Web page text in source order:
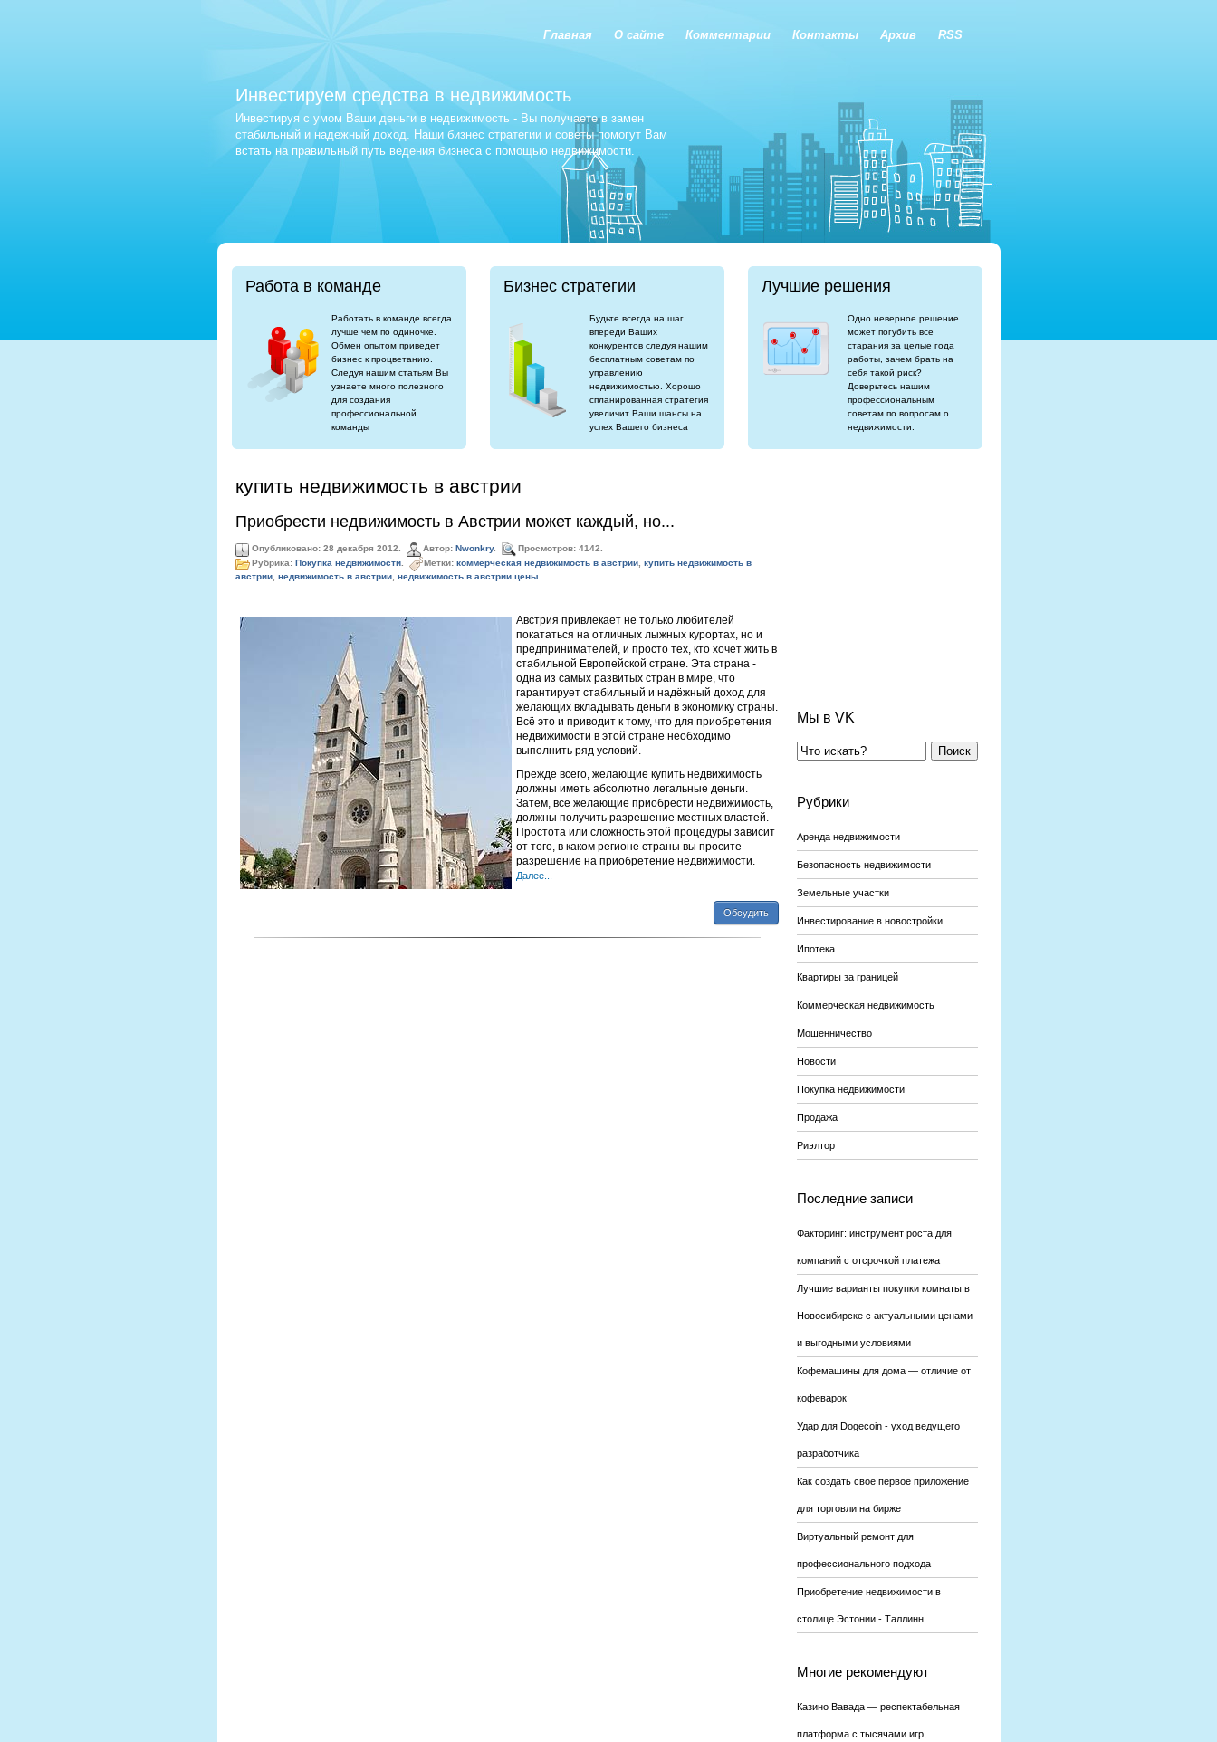
Главная О сайте Комментарии Контакты Архив RSS
Инвестируем средства в недвижимость
Инвестируя с умом Ваши деньги в недвижимость - Вы получаете в замен
стабильный и надежный доход. Наши бизнес стратегии и советы помогут Вам
встать на правильный путь ведения бизнеса с помощью недвижимости.
Работа в команде
Работать в команде всегда
лучше чем по одиночке.
Обмен опытом приведет
бизнес к процветанию.
Следуя нашим статьям Вы
узнаете много полезного
для создания
профессиональной
команды
Бизнес стратегии
Будьте всегда на шаг
впереди Ваших
конкурентов следуя нашим
бесплатным советам по
управлению
недвижимостью. Хорошо
спланированная стратегия
увеличит Ваши шансы на
успех Вашего бизнеса
Лучшие решения
Одно неверное решение
может погубить все
старания за целые года
работы, зачем брать на
себя такой риск?
Доверьтесь нашим
профессиональным
советам по вопросам о
недвижимости.
купить недвижимость в австрии
Приобрести недвижимость в Австрии может каждый, но...
Опубликовано: 28 декабря 2012. Автор: Nwonkry.
Просмотров: 4142.
Рубрика: Покупка недвижимости. Метки: коммерческая недвижимость в австрии, купить недвижимость в
австрии, недвижимость в австрии, недвижимость в австрии цены
Австрия привлекает не только любителей
покататься на отличных лыжных курортах, но и
предпринимателей, и просто тех, кто хочет жить в
стабильной Европейской стране. Эта страна -
одна из самых развитых стран в мире, что
гарантирует стабильный и надёжный доход для
желающих вкладывать деньги в экономику страны.
Всё это и приводит к тому, что для приобретения
недвижимости в этой стране необходимо
выполнить ряд условий.
Прежде всего, желающие купить недвижимость
должны иметь абсолютно легальные деньги.
Затем, все желающие приобрести недвижимость,
должны получить разрешение местных властей.
Простота или сложность этой процедуры зависит
от того, в каком регионе страны вы просите
разрешение на приобретение недвижимости.
Далее...
Обсудить
Мы в VK
Поиск
Рубрики
Аренда недвижимости
Безопасность недвижимости
Земельные участки
Инвестирование в новостройки
Ипотека
Квартиры за границей
Коммерческая недвижимость
Мошенничество
Новости
Покупка недвижимости
Продажа
Риэлтор
Последние записи
Факторинг: инструмент роста для
компаний с отсрочкой платежа
Лучшие варианты покупки комнаты в
Новосибирске с актуальными ценами
и выгодными условиями
Кофемашины для дома — отличие от
кофеварок
Удар для Dogecoin - уход ведущего
разработчика
Как создать свое первое приложение
для торговли на бирже
Виртуальный ремонт для
профессионального подхода
Приобретение недвижимости в
столице Эстонии - Таллинн
Многие рекомендуют
Казино Вавада — респектабельная
платформа с тысячами игр,